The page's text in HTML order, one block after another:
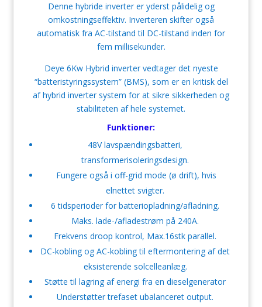
Denne hybride inverter er yderst pålidelig og
omkostningseffektiv. Inverteren skifter også
automatisk fra AC-tilstand til DC-tilstand inden for
fem millisekunder.
Deye 6Kw Hybrid inverter vedtager det nyeste
“batteristyringssystem” (BMS), som er en kritisk del
af hybrid inverter system for at sikre sikkerheden og
stabiliteten af ​​hele systemet.
Funktioner:
48V lavspændingsbatteri,
transformerisoleringsdesign.
Fungere også i off-grid mode (ø drift), hvis
elnettet svigter.
6 tidsperioder for batteriopladning/afladning.
Maks. lade-/afladestrøm på 240A.
Frekvens droop kontrol, Max.16stk parallel.
DC-kobling og AC-kobling til eftermontering af det
eksisterende solcelleanlæg.
Støtte til lagring af energi fra en dieselgenerator
Understøtter trefaset ubalanceret output.